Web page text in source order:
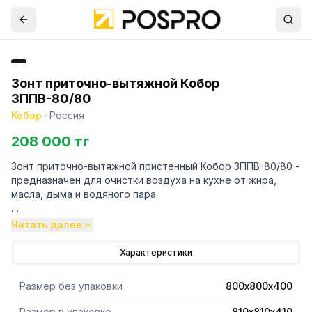
Зонт приточно-вытяжной Кобор
ЗППВ-80/80
Кобор · Россия
208 000 тг
Зонт приточно-вытяжной пристенный Кобор ЗППВ-80/80 -
предназначен для очистки воздуха на кухне от жира,
масла, дыма и водяного пара.
- Зонт имеет приточные вентиляционные решетки, в
- Положение жалюзи, меняется с помощью рычажков.
прямо.
- Наличие приточной вентиляции создает нормальный
Читать далее
Характеристики
Размер без упаковки 800х800х400